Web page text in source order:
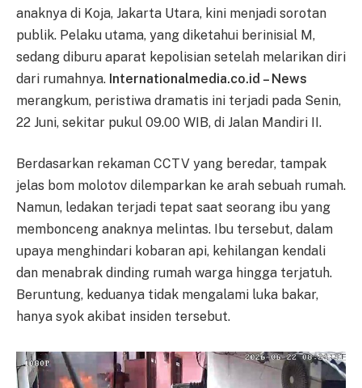
anaknya di Koja, Jakarta Utara, kini menjadi sorotan
publik. Pelaku utama, yang diketahui berinisial M,
sedang diburu aparat kepolisian setelah melarikan diri
dari rumahnya. Internationalmedia.co.id – News
merangkum, peristiwa dramatis ini terjadi pada Senin,
22 Juni, sekitar pukul 09.00 WIB, di Jalan Mandiri II.
Berdasarkan rekaman CCTV yang beredar, tampak
jelas bom molotov dilemparkan ke arah sebuah rumah.
Namun, ledakan terjadi tepat saat seorang ibu yang
membonceng anaknya melintas. Ibu tersebut, dalam
upaya menghindari kobaran api, kehilangan kendali
dan menabrak dinding rumah warga hingga terjatuh.
Beruntung, keduanya tidak mengalami luka bakar,
hanya syok akibat insiden tersebut.